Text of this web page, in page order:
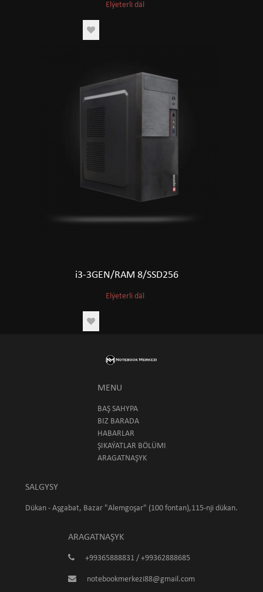
Elýeterli däl
i3-3GEN/RAM 8/SSD256
Elýeterli däl
MENU
BAŞ SAHYPA
BIZ BARADA
HABARLAR
ŞIKAÝATLAR BÖLÜMI
ARAGATNAŞYK
SALGYSY
Dükan - Aşgabat, Bazar "Alemgoşar" (100 fontan),115-nji dükan.
ARAGATNAŞYK
+99365888831 / +99362888685
notebookmerkezi88@gmail.com